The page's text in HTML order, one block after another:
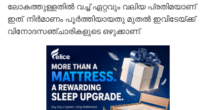
ലോകത്തുള്ളതില്‍ വച്ച് ഏറ്റവും വലിയ പ്രതിമയാണ്
ഇത്. നിര്‍മാണം പൂര്‍ത്തിയായതു മുതല്‍ ഇവിടേയ്ക്ക്
വിനോദസഞ്ചാരികളുടെ ഒഴുക്കാണ്.